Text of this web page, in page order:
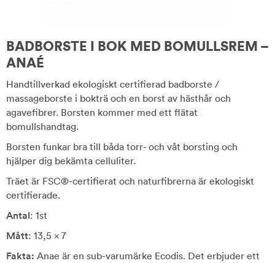
BADBORSTE I BOK MED BOMULLSREM –
ANAÉ
Handtillverkad ekologiskt certifierad badborste /
massageborste i bokträ och en borst av hästhår och
agavefibrer. Borsten kommer med ett flätat
bomullshandtag.
Borsten funkar bra till båda torr- och våt borsting och
hjälper dig bekämta celluliter.
Träet är FSC®-certifierat och naturfibrerna är ekologiskt
certifierade.
Antal: 1st
Mått: 13,5 x 7
Fakta: Anae är en sub-varumärke Ecodis. Det erbjuder ett